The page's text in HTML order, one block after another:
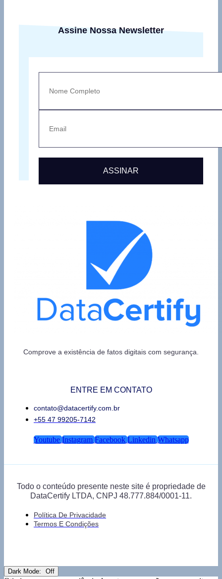
Assine Nossa Newsletter
ASSINAR
Comprove a existência de fatos digitais com segurança.
ENTRE EM CONTATO
contato@datacertify.com.br
+55 47 99205-7142
Youtube Instagram Facebook Linkedin Whatsapp
Todo o conteúdo presente neste site é propriedade de
DataCertify LTDA, CNPJ 48.777.884/0001-11.
Política De Privacidade
Termos E Condições
Dark Mode: